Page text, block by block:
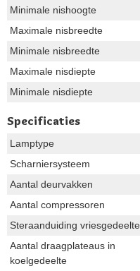
Minimale nishoogte
Maximale nisbreedte
Minimale nisbreedte
Maximale nisdiepte
Minimale nisdiepte
Specificaties
Lamptype
Scharniersysteem
Aantal deurvakken
Aantal compressoren
Steraanduiding vriesgedeelte
Aantal draagplateaus in
koelgedeelte